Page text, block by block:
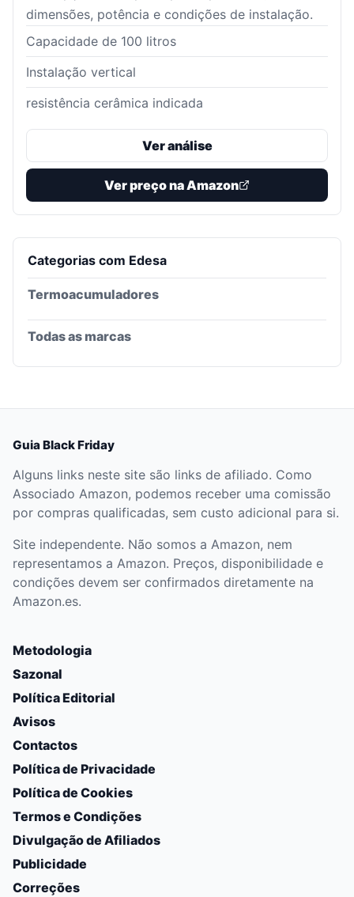
dimensões, potência e condições de instalação.
Capacidade de 100 litros
Instalação vertical
resistência cerâmica indicada
Ver análise
Ver preço na Amazon
Categorias com Edesa
Termoacumuladores
Todas as marcas
Guia Black Friday
Alguns links neste site são links de afiliado. Como
Associado Amazon, podemos receber uma comissão
por compras qualificadas, sem custo adicional para si.
Site independente. Não somos a Amazon, nem
representamos a Amazon. Preços, disponibilidade e
condições devem ser confirmados diretamente na
Amazon.es.
Metodologia
Sazonal
Política Editorial
Avisos
Contactos
Política de Privacidade
Política de Cookies
Termos e Condições
Divulgação de Afiliados
Publicidade
Correções